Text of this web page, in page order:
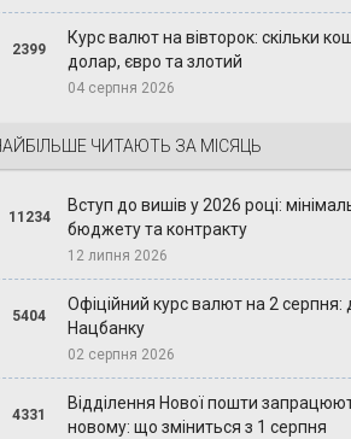
2399
Курс валют на вівторок: скільки
долар, євро та злотий
04 серпня 2026
ЧИТАЮТЬ ЗА МІСЯЦЬ
11234
Вступ до вишів у 2026 році:
бюджету та контракту
12 липня 2026
5404
Офіційний курс валют на 2 серпня:
Нацбанку
02 серпня 2026
4331
Відділення Нової пошти
новому: що зміниться з 1 серпня